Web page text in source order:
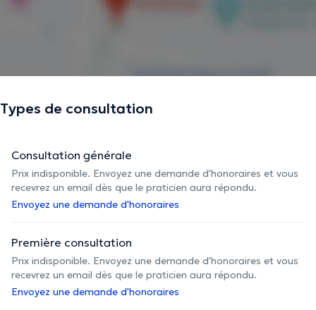
Types de consultation
Consultation générale
Prix indisponible. Envoyez une demande d'honoraires et vous
recevrez un email dès que le praticien aura répondu.
Envoyez une demande d'honoraires
Première consultation
Prix indisponible. Envoyez une demande d'honoraires et vous
recevrez un email dès que le praticien aura répondu.
Envoyez une demande d'honoraires